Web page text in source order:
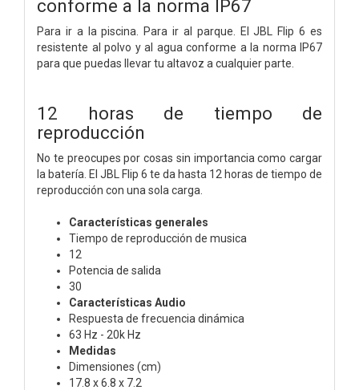
conforme a la norma IP67
Para ir a la piscina. Para ir al parque. El JBL Flip 6 es
resistente al polvo y al agua conforme a la norma IP67
para que puedas llevar tu altavoz a cualquier parte.
12 horas de tiempo de
reproducción
No te preocupes por cosas sin importancia como cargar
la batería. El JBL Flip 6 te da hasta 12 horas de tiempo de
reproducción con una sola carga.
Características generales
Tiempo de reproducción de musica
12
Potencia de salida
30
Características Audio
Respuesta de frecuencia dinámica
63 Hz - 20k Hz
Medidas
Dimensiones (cm)
17.8 x 6.8 x 7.2